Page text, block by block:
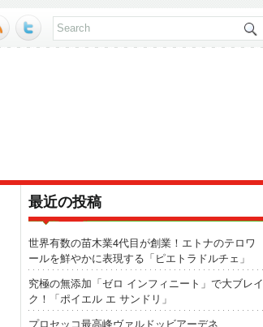
最近の投稿
世界有数の苗木業4代目が創業！エトナのテロワ
ールを鮮やかに表現する「ピエトラドルチェ」
究極の無添加「ゼロ インフィニート」で大ブレイ
ク！「ポイエル エ サンドリ」
プロセッコ最高峰ヴァルドッビアーデネ